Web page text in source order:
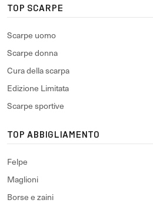
TOP SCARPE
Scarpe uomo
Scarpe donna
Cura della scarpa
Edizione Limitata
Scarpe sportive
TOP ABBIGLIAMENTO
Felpe
Maglioni
Borse e zaini